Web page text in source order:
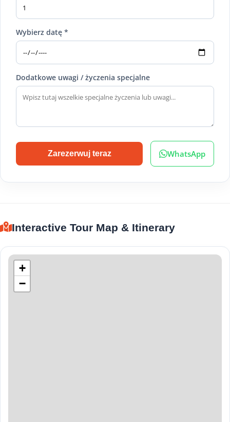
Wybierz datę *
Dodatkowe uwagi / życzenia specjalne
Zarezerwuj teraz WhatsApp
Interactive Tour Map & Itinerary
+
−